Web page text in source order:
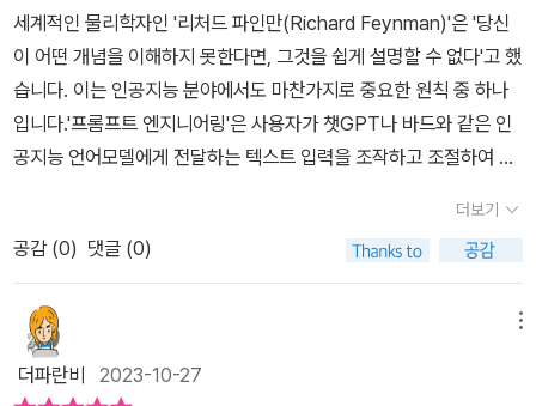
는 것이죠. 그리고 챗GPT와 BARD의 능력비교에서 챗GPT는 연속
적으로 연관질문에 답을 하는데 BARD는 2번이상을 연관질문으로
인식을 못한다고 합니다. 이러한 능력치를 알면 LLM의 사용시 매우
유용하죠. 교육적인 부분에서 롤플레잉을 제안합니다. 우선 AI에게
행동조건을 제시하고 캐릭터도 요청할수있습니다. 이렇게 하면 영어
해 AI에게 캐릭터를 부여하고 대화로써 재미뿐 아니라 실력도 현상할
수있을 겁니다. 특히 역활놀이는 과몰입을 하면 더욱 효과가 볼수있
다고 합니다. 일리가 있죠. 기존의 저자가 낸 챗GPT에 비해서는 매
우 전문적인 내용을 구성했고 이론적으로 인공지능 발전과정에서 나
타난 기능들의 역할과 능력까지도 이해할 수있었습니다. 프롬프트 엔
지니어링은 AI답변의 잠재력을 최대한 끌어내는 방법입니다 물론 인
당연하게 느껴지겠지만 필독서인 책이 되겠습니다.도서 소개를 마치
면서만약 이 책 내용에 대해서 이해하기 힘들다면 이 책의 초반부분
이라도 수십번 읽어보기를 권합니다. 그래야 이해하기가 쉽기 때문입
니다. 필자도 이 책을 읽을 때 처음에 무슨 말인지 전혀 이해하지 못해
서 답답해하다가 결국 하품이 나와 “무엇이 문제일까” 를 놓고 한참
난해했던 책이 아닐까 생각해 봅니다. 이 책이 많은 분들에게 읽혀져
서 초거대 AI를 이해하는데 꼭 필요한 책이 되기를 간절히 바랍니
다. 생능서포터즈를 통해서 생능북스(생능출판사)에서 도서를 제공
받아 작성한 리뷰입니다.
고 있어야 합니다.‘맛있는 음식의 레시피를 알려줘'보다는 ‘걸쭉한 국
물의 장칼국수의 레시피를 알려줘'라는 질문이 더 정확한 답을 해주
겠죠.책은 다양한 서비스들에 대한 질문 방법을 소개하고 있습니다.
저도 가끔 쳇GPT를 사용하면서, 원하는 답변을 찾기 위해 많은 질문
을 던지곤 했는데 이 책 덕분에 한결 수월하게 찾을 수 있을 것 같습니
다.같은 질문에 다른 답변을 하는 서비스들의 예를 보면서 필요에 따
라 달리 써야겠다는 생각이 드네요.LLM은 머지않아 우리 일상이 될
하실 수 있습니다.지금 스마트폰이 없다면 어떨까요?많이 불편할 것
입니다.아마, 멀지 않은 시기에 LLM이 없으면 불편함을 느끼실 것입
니다.그 전에 미리 배워두면 좋을 것 같네요.
세계적인 물리학자인 '리처드 파인만(Richard Feynman)'은 '당신
이 어떤 개념을 이해하지 못한다면, 그것을 쉽게 설명할 수 없다'고 했
습니다. 이는 인공지능 분야에서도 마찬가지로 중요한 원칙 중 하나
입니다.​'프롬프트 엔지니어링'은 사용자가 챗GPT나 바드와 같은 인
공지능 언어모델에게 전달하는 텍스트 입력을 조작하고 조절하여 원
율적으로 활용하고 지능적인 대화나 효율적인 정보 검색을 가능케 합
니다.​인공지능 언어모델로 부터 원하는 결과를 얻기 위해서는 적절한
프롬프트를 설계하는 것이 필수적이라 하겠습니다.오늘 소개해 드리
는 <프롬프트 엔지니어링>에서는 특이하게도 질문의 관점이 아닌 답
변의 관점에서 프롬프트 엔지니어링을 바라보고 있습니다. 즉, AI로
부터 좋은 답변을 얻어내기 위해 사용할 수 있는 모든 기법을 '프롬프
더보기
공감 (0) 댓글 (0)
더파란비 2023-10-27